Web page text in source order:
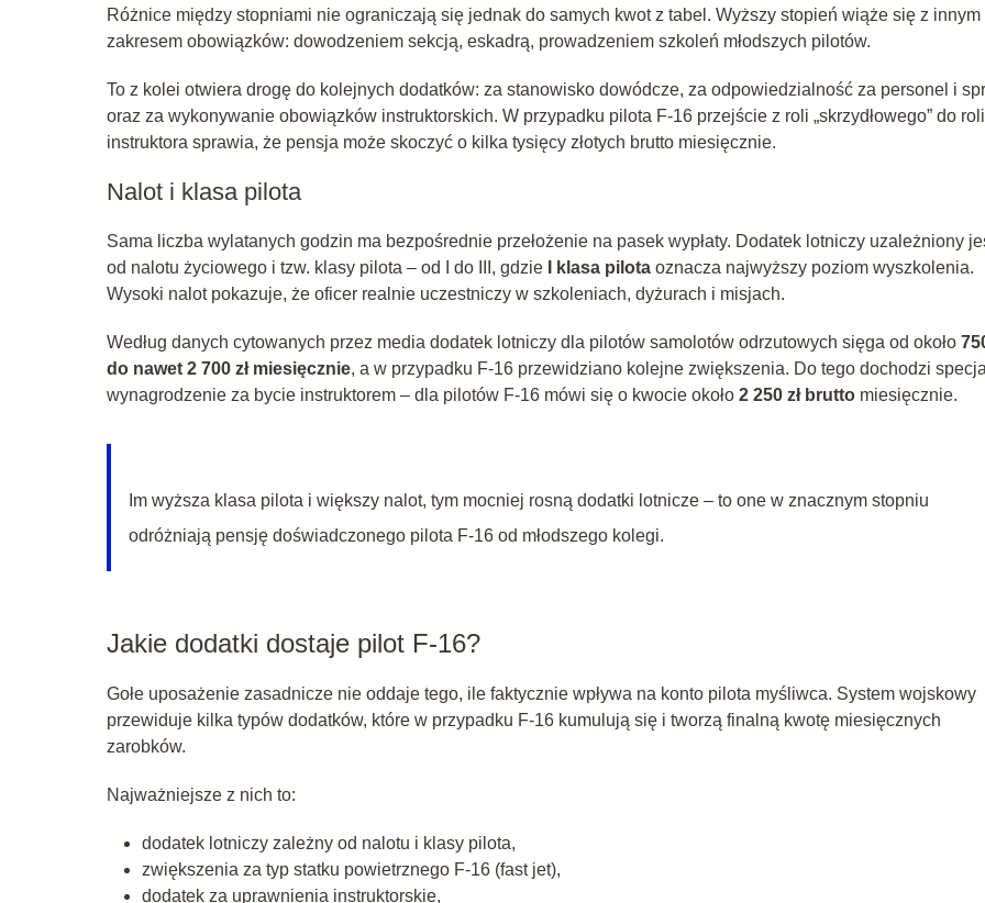
Różnice między stopniami nie ograniczają się jednak do samych kwot z tabel. Wyższy stopień wiąże się z innym
zakresem obowiązków: dowodzeniem sekcją, eskadrą, prowadzeniem szkoleń młodszych pilotów.
To z kolei otwiera drogę do kolejnych dodatków: za stanowisko dowódcze, za odpowiedzialność za personel i
oraz za wykonywanie obowiązków instruktorskich. W przypadku pilota F‑16 przejście z roli „skrzydłowego” do roli
instruktora sprawia, że pensja może skoczyć o kilka tysięcy złotych brutto miesięcznie.
Nalot i klasa pilota
Sama liczba wylatanych godzin ma bezpośrednie przełożenie na pasek wypłaty. Dodatek lotniczy uzależniony
od nalotu życiowego i tzw. klasy pilota – od I do III, gdzie
I klasa pilota oznacza najwyższy poziom wyszkolenia.
Wysoki nalot pokazuje, że oficer realnie uczestniczy w szkoleniach, dyżurach i misjach.
Według danych cytowanych przez media dodatek lotniczy dla pilotów samolotów odrzutowych sięga od około
do nawet 2 700 zł miesięcznie, a w przypadku F‑16 przewidziano kolejne zwiększenia. Do tego dochodzi
wynagrodzenie za bycie instruktorem – dla pilotów F‑16 mówi się o kwocie około 2 250 zł brutto miesięcznie.
Im wyższa klasa pilota i większy nalot, tym mocniej rosną dodatki lotnicze – to one w znacznym stopniu
odróżniają pensję doświadczonego pilota F‑16 od młodszego kolegi.
Jakie dodatki dostaje pilot F-16?
Gołe uposażenie zasadnicze nie oddaje tego, ile faktycznie wpływa na konto pilota myśliwca. System wojskowy
przewiduje kilka typów dodatków, które w przypadku F‑16 kumulują się i tworzą finalną kwotę miesięcznych
zarobków.
Najważniejsze z nich to:
dodatek lotniczy zależny od nalotu i klasy pilota,
zwiększenia za typ statku powietrznego F‑16 (fast jet),
dodatek za uprawnienia instruktorskie,